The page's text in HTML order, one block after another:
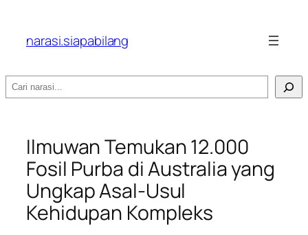
narasi.siapabilang
Search
Ilmuwan Temukan 12.000
Fosil Purba di Australia yang
Ungkap Asal-Usul
Kehidupan Kompleks